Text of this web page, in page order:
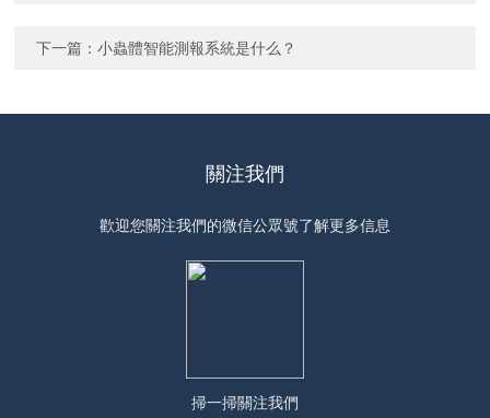
下一篇：小蟲體智能測報系統是什么？
關注我們
歡迎您關注我們的微信公眾號了解更多信息
掃一掃關注我們